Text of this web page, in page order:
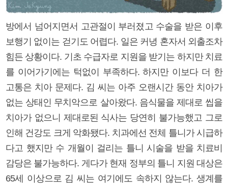
방에서 넘어지면서 고관절이 부러졌고 수술을 받은 이후
보행기 없이는 걷기도 어렵다. 일은 커녕 혼자서 외출조차
힘든 상황이다. 기초 수급자로 지원을 받기는 하지만 치료
를 이어가기에는 턱없이 부족하다. 하지만 이보다 더 한
고통은 치아 문제다. 김 씨는 아주 오랜시간 동안 치아가
없는 상태인 무치악으로 살아왔다. 음식물을 제대로 씹을
치아가 없으니 제대로된 식사는 당연히 불가능했고 그로
인해 건강도 크게 악화됐다. 치과에선 전체 틀니가 시급하
다고 했지만 수 개월이 걸리는 틀니 시술을 받을 치료비
감당은 불가능하다. 게다가 현재 정부의 틀니 지원 대상은
65세 이상으로 김 씨는 여기에도 속하지 않는다. 생계를